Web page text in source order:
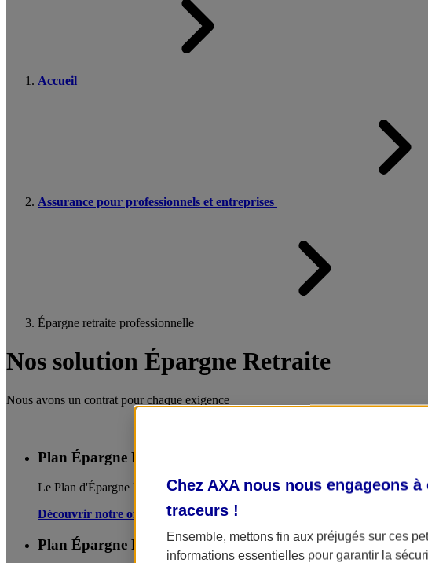
Accueil
Assurance pour professionnels et entreprises
Épargne retraite professionnelle
Nos solution Épargne Retraite
Nous avons un contrat pour chaque exigence
Plan Épargne Entreprise
Le Plan d'Épargne Entreprise (PEE) permet d'investir les primes
Découvrir notre offre
Plan Épargne Retraite Entreprise Collectif (PERECO)
Chez AXA nous nous engageons
traceurs !
Ensemble, mettons fin aux préjugés sur ces
informations essentielles pour garantir la